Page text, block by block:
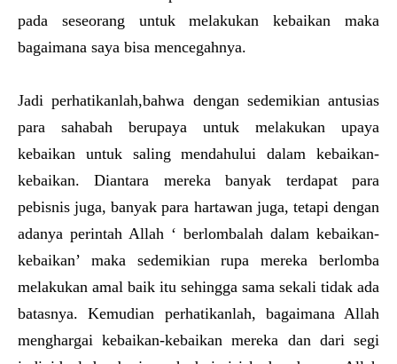
pada seseorang untuk melakukan kebaikan maka
bagaimana saya bisa mencegahnya.
Jadi perhatikanlah,bahwa dengan sedemikian antusias
para sahabah berupaya untuk melakukan upaya
kebaikan untuk saling mendahului dalam kebaikan-
kebaikan. Diantara mereka banyak terdapat para
pebisnis juga, banyak para hartawan juga, tetapi dengan
adanya perintah Allah ‘ berlombalah dalam kebaikan-
kebaikan’ maka sedemikian rupa mereka berlomba
melakukan amal baik itu sehingga sama sekali tidak ada
batasnya. Kemudian perhatikanlah, bagaimana Allah
menghargai kebaikan-kebaikan mereka dan dari segi